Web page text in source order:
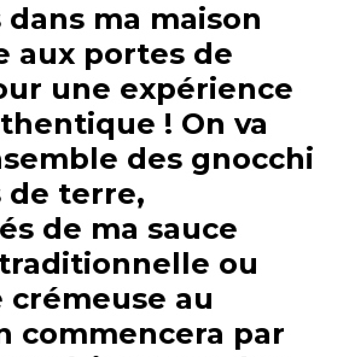
ma maison
aux portes de
une expérience
! On va
des gnocchi
de terre,
de ma sauce
ou
crémeuse au
commencera par